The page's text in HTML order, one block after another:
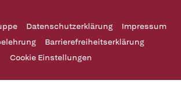
Datenschutzerklärung
Impressum
Barrierefreiheitserklärung
Cookie Einstellungen